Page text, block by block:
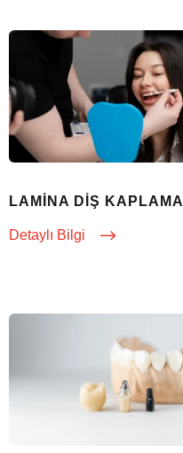
LAMINA DIŞ KAPLAMA
Detaylı Bilgi